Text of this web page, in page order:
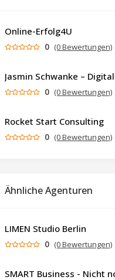
Online-Erfolg4U
0 (0 Bewertungen)
0 (0 Bewertungen)
Rocket Start Consulting
0 (0 Bewertungen)
Ähnliche Agenturen
LIMEN Studio Berlin
0 (0 Bewertungen)